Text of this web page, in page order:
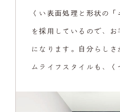
くい表面処理と形状の「
を採用しているので、
になります。自分らし
ムライフスタイルも、く